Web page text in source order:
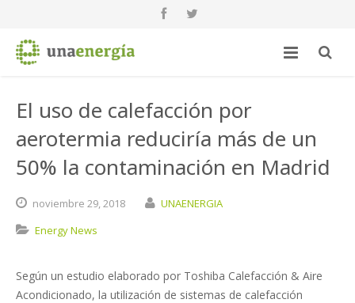
El uso de calefacción por
aerotermia reduciría más de un
50% la contaminación en Madrid
noviembre 29,2018
UNAENERGIA
Energy News
Según un estudio elaborado por Toshiba Calefacción & Aire
Acondicionado, la utilización de sistemas de calefacción